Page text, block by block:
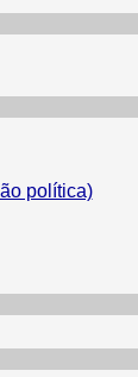
política)